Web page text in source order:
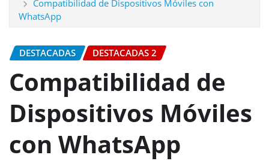
Compatibilidad de Dispositivos Móviles con
WhatsApp
DESTACADAS DESTACADAS 2
Compatibilidad de
Dispositivos Móviles
con WhatsApp